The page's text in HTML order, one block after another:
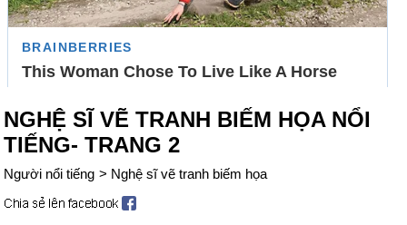
NGHỆ SĨ VẼ TRANH BIẾM HỌA NỔI
TIẾNG- TRANG 2
Người nổi tiếng > Nghệ sĩ vẽ tranh biếm họa